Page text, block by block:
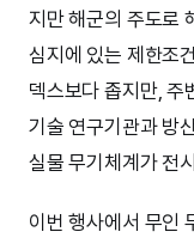
지만 해군의 주도로
심지에 있는 제한조
덱스보다 좁지만, 주
기술 연구기관과 방
실물 무기체계가 전
이번 행사에서 무인